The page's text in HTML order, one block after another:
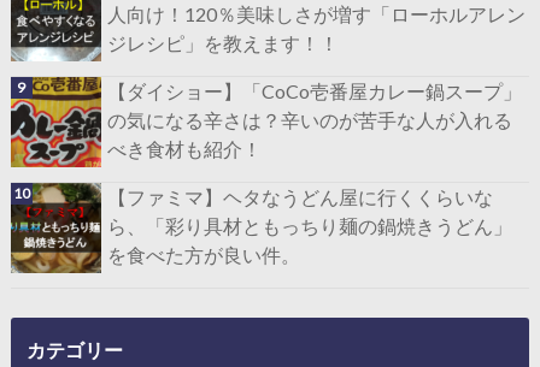
人向け！120％美味しさが増す「ローホルアレン
ジレシピ」を教えます！！
【ダイショー】「CoCo壱番屋カレー鍋スープ」
の気になる辛さは？辛いのが苦手な人が入れる
べき食材も紹介！
【ファミマ】ヘタなうどん屋に行くくらいな
ら、「彩り具材ともっちり麺の鍋焼きうどん」
を食べた方が良い件。
カテゴリー